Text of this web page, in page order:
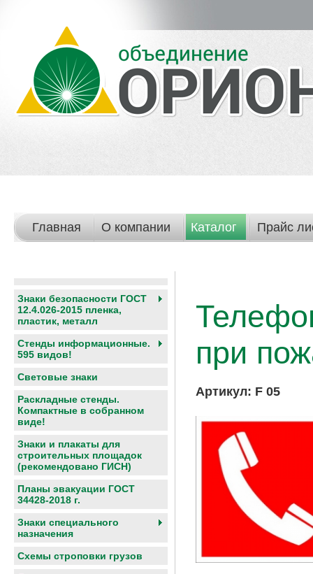
Главная О компании Каталог Прайс
Знаки безопасности ГОСТ
12.4.026-2015 пленка,
пластик, металл
Стенды информационные.
595 видов!
Световые знаки
Раскладные стенды.
Компактные в собранном
виде!
Знаки и плакаты для
строительных площадок
(рекомендовано ГИСН)
Планы эвакуации ГОСТ
34428-2018 г.
Знаки специального
назначения
Схемы строповки грузов
при
Артикул: F 05